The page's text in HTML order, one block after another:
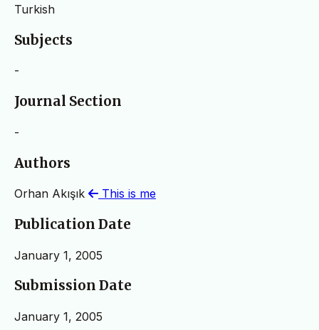
Turkish
Subjects
-
Journal Section
-
Authors
Orhan Akışık This is me
Publication Date
January 1, 2005
Submission Date
January 1, 2005